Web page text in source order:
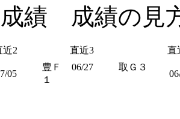
績 成績の見
近2 直近3 直
05
豊Ｆ
１
06/27 取Ｇ３